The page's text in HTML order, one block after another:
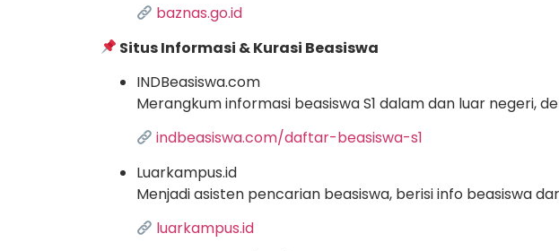
baznas.go.id
Situs Informasi & Kurasi Beasiswa
INDBeasiswa.com
Merangkum informasi beasiswa S1 dalam dan luar negeri,
indbeasiswa.com/daftar-beasiswa-s1
Luarkampus.id
Menjadi asisten pencarian beasiswa, berisi info beasiswa
luarkampus.id